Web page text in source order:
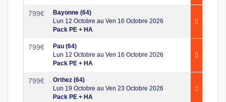
799€
Bayonne (64)
Lun 12 Octobre au Ven 16 Octobre 2026
Pack PE + HA
799€
Pau (64)
Lun 12 Octobre au Ven 16 Octobre 2026
Pack PE + HA
799€
Orthez (64)
Lun 19 Octobre au Ven 23 Octobre 2026
Pack PE + HA